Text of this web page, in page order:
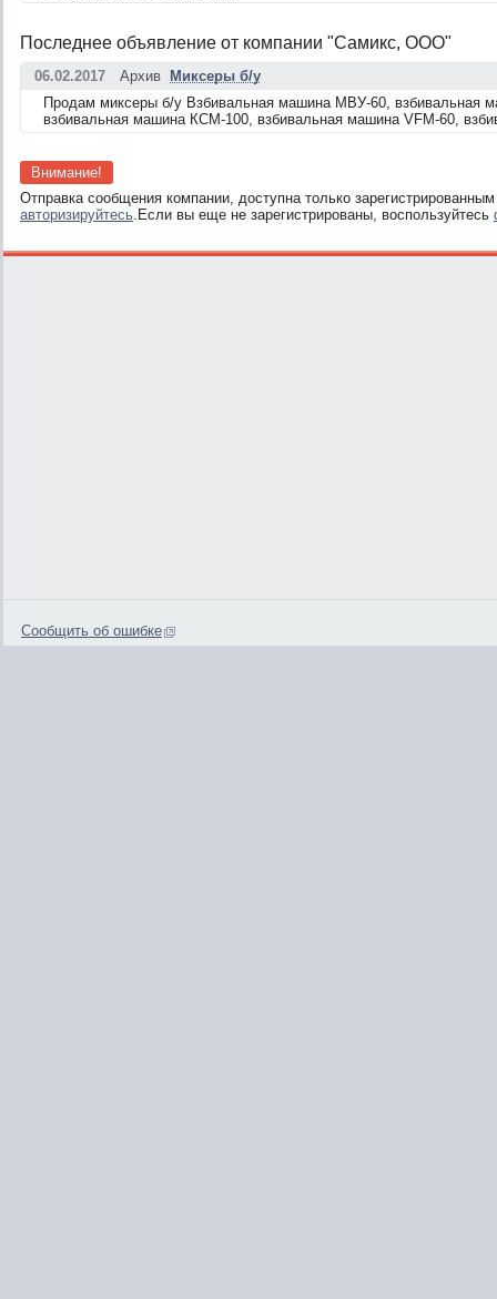
Последнее объявление от компании "Самикс, ООО"
06.02.2017 Архив
Миксеры б/у
Продам миксеры б/у Взбивальная машина МВУ-60, взбивальная
взбивальная машина КСМ-100, взбивальная машина VFM-60,
Внимание!
Отправка сообщения компании, доступна только
авторизируйтесь.Если вы еще не зарегистрированы, воспользуйтесь
Сообщить об ошибке